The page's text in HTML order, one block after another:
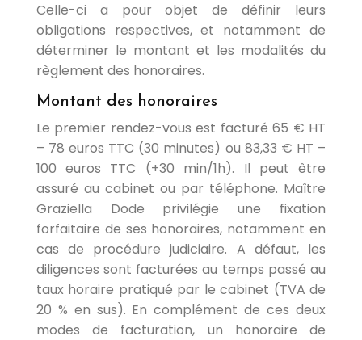
Celle-ci a pour objet de définir leurs
obligations respectives, et notamment de
déterminer le montant et les modalités du
règlement des honoraires.
Montant des honoraires
Le premier rendez-vous est facturé 65 € HT
– 78 euros TTC (30 minutes) ou 83,33 € HT –
100 euros TTC (+30 min/1h). Il peut être
assuré au cabinet ou par téléphone. Maître
Graziella Dode privilégie une fixation
forfaitaire de ses honoraires, notamment en
cas de procédure judiciaire. A défaut, les
diligences sont facturées au temps passé au
taux horaire pratiqué par le cabinet (TVA de
20 % en sus). En complément de ces deux
modes de facturation, un honoraire de